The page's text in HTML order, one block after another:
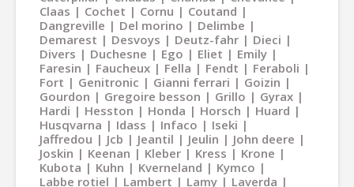
Claas
Cochet Cornu
Coutand
Dangreville
Del morino
Delimbe
Demarest
Desvoys Deutz-fahr
Dieci
Divers
Duchesne Ego Eliet
Emily
Faresin
Faucheux Fella Fendt
Feraboli
Fort
Genitronic Gianni ferrari
Goizin
Gourdon
Gregoire besson Grillo
Gyrax
Hardi
Hesston Honda Horsch
Huard
Husqvarna
Idass Infaco
Iseki
Jaffredou
Jcb Jeantil Jeulin
John deere
Joskin
Keenan Kleber Kress
Krone
Kubota
Kuhn Kverneland
Kymco
Labbe rotiel
Lambert Lamy
Laverda